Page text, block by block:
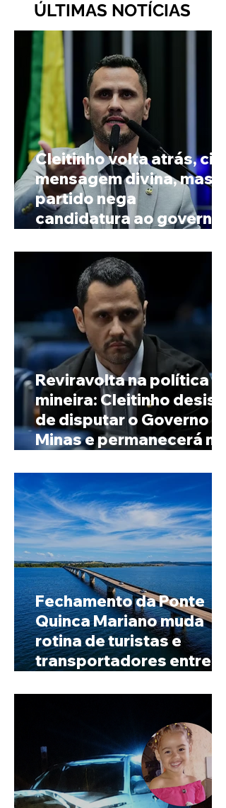
ÚLTIMAS NOTÍCIAS
Cleitinho volta atrás, cita
mensagem divina, mas
partido nega
candidatura ao governo
Reviravolta na política
mineira: Cleitinho desiste
de disputar o Governo de
Minas e permanecerá no
Fechamento da Ponte
Quinca Mariano muda
rotina de turistas e
transportadores entre